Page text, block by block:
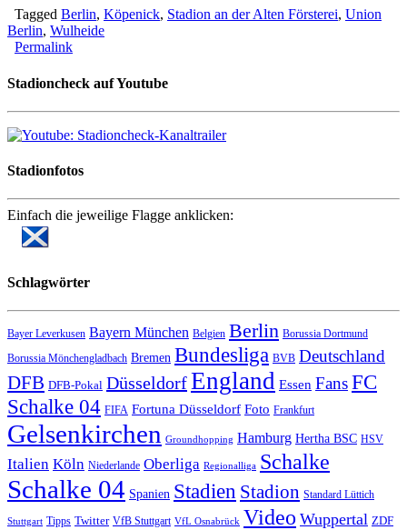
Tagged Berlin, Köpenick, Stadion an der Alten Försterei, Union
Berlin, Wulheide
Permalink
Stadioncheck auf Youtube
Stadionfotos
Einfach die jeweilige Flagge anklicken:
Schlagwörter
Bayer Leverkusen Bayern München Belgien Berlin Borussia Dortmund
Borussia Mönchengladbach Bremen Bundesliga BVB Deutschland
DFB DFB-Pokal DüsseldorfEngland Essen FansFC
Schalke 04 FIFA Fortuna Düsseldorf Foto Frankfurt
Gelsenkirchen Groundhopping Hamburg Hertha BSC HSV
Italien Köln Niederlande Oberliga Regionalliga Schalke
Schalke 04 Spanien Stadien Stadion Standard Lüttich
Stuttgart Tipps Twitter VfB Stuttgart VfL Osnabrück Video Wuppertal ZDF